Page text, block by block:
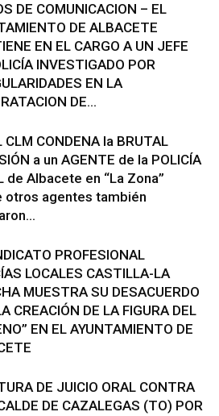
DE COMUNICACION – EL
DE ALBACETE
EN EL CARGO A UN JEFE
INVESTIGADO POR
EN LA
DE...
CLM CONDENA la BRUTAL
a un AGENTE de la POLICÍA
de Albacete en “La Zona”
otros agentes también
PROFESIONAL
LOCALES CASTILLA-LA
MUESTRA SU DESACUERDO
CREACIÓN DE LA FIGURA DEL
EN EL AYUNTAMIENTO DE
DE JUICIO ORAL CONTRA
DE CAZALEGAS (TO) POR